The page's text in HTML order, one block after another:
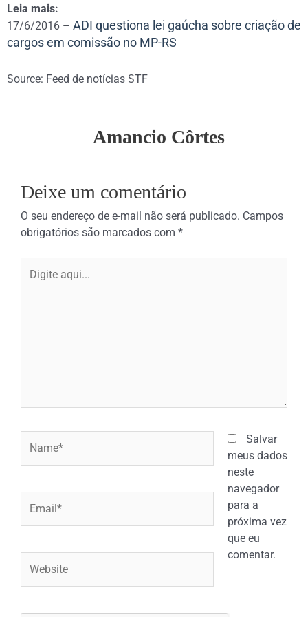
Leia mais:
17/6/2016 – ADI questiona lei gaúcha sobre criação de
cargos em comissão no MP-RS
Source: Feed de notícias STF
Amancio Côrtes
Deixe um comentário
O seu endereço de e-mail não será publicado. Campos
obrigatórios são marcados com *
aqui...
Salvar
meus dados
neste
navegador
para a
próxima vez
que eu
comentar.